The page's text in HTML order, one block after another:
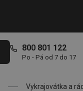
800 801 122
Po - Pá od 7 do 17
Vykrajovátka a